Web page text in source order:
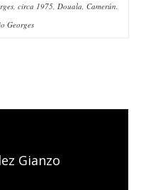
circa 1975, Douala, Camerún.
Georges
Gianzo